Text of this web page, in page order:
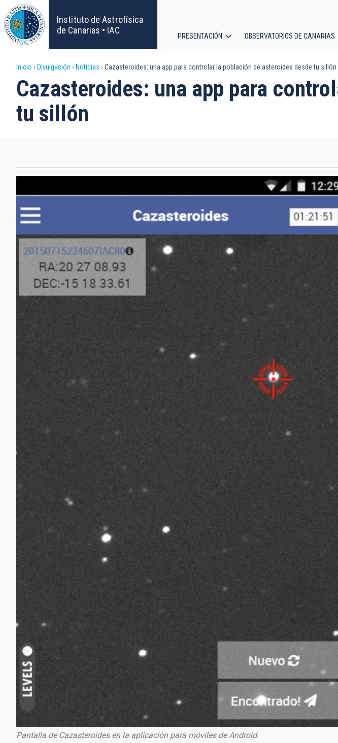
Pasar
al
contenido
principal
Instituto de Astrofísica
de Canarias • IAC
principal
PRESENTACIÓN OBSERVATORIOS DE CANARIAS
Sobrescribir
enlaces
de
a
navegación
Inicio Divulgación Noticias Cazasteroides: una app para controlar la población de asteroides desde tu sillón
Cazasteroides: una app para
tu sillón
Pantalla de Cazasteroides en la aplicación para móviles de Android.